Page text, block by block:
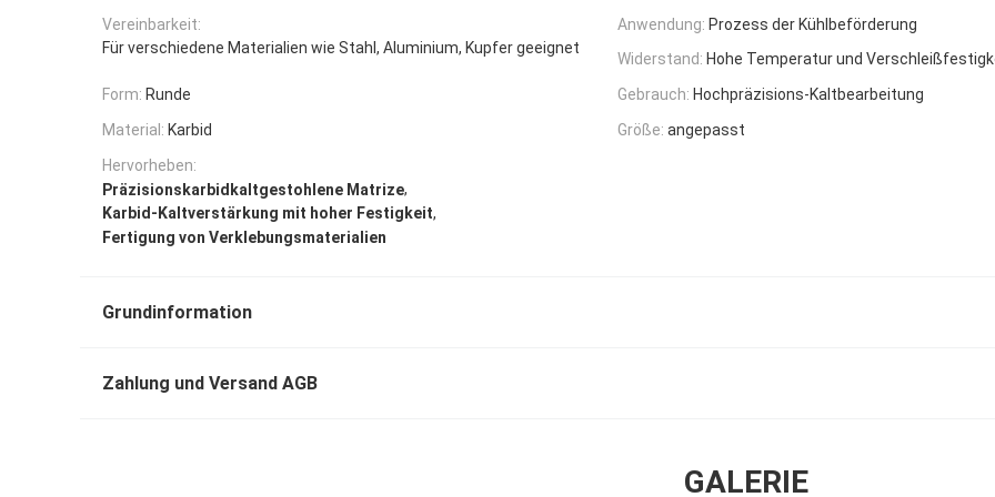
Vereinbarkeit:
Für verschiedene Materialien wie Stahl, Aluminium, Kupfer geeignet
Anwendung: Prozess der Kühlbeförderung
Widerstand: Hohe Temperatur und
Form: Runde Gebrauch: Hochpräzisions-Kaltbearbeitung
Material: Karbid Größe: angepasst
Hervorheben:
Präzisionskarbidkaltgestohlene Matrize,
Karbid-Kaltverstärkung mit hoher Festigkeit,
Fertigung von Verklebungsmaterialien
Grundinformation
Zahlung und Versand AGB
GALERIE